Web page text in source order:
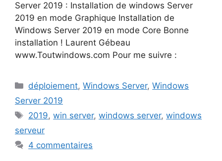
Server 2019 : Installation de windows Server
2019 en mode Graphique Installation de
Windows Server 2019 en mode Core Bonne
installation ! Laurent Gébeau
www.Toutwindows.com Pour me suivre :
Catégories
déploiement,Windows Server,Windows
Server 2019
Étiquettes
2019,win server,windows server,windows
serveur
4 commentaires